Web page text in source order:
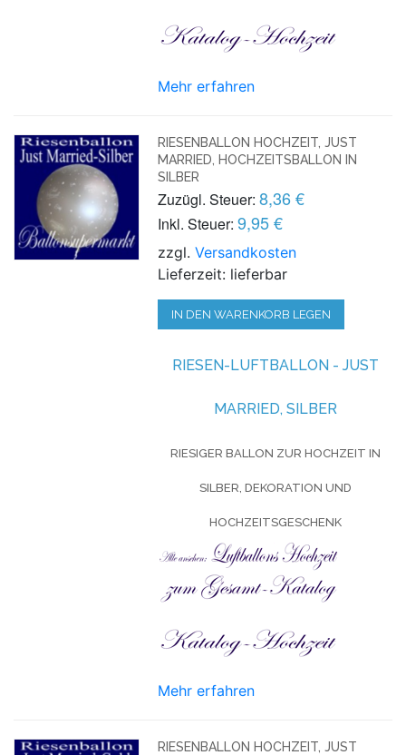
Mehr erfahren
RIESENBALLON HOCHZEIT, JUST
MARRIED, HOCHZEITSBALLON IN
SILBER
Zuzügl. Steuer: 8,36 €
Inkl. Steuer: 9,95 €
zzgl.Versandkosten
Lieferzeit: lieferbar
IN DEN WARENKORB LEGEN
RIESEN-LUFTBALLON - JUST
MARRIED, SILBER
RIESIGER BALLON ZUR HOCHZEIT IN
SILBER, DEKORATION UND
HOCHZEITSGESCHENK
Mehr erfahren
RIESENBALLON HOCHZEIT, JUST